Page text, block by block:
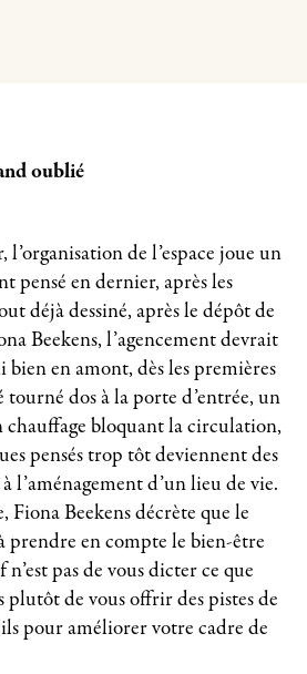
oublié
de l’espace joue un
pensé en dernier, après les
déjà dessiné, après le dépôt de
Beekens, l’agencement devrait
en amont, dès les premières
dos à la porte d’entrée, un
bloquant la circulation,
pensés trop tôt deviennent des
l’aménagement d’un lieu de vie.
Beekens décrète que le
prendre en compte le bien-être
pas de vous dicter ce que
plutôt de vous offrir des pistes de
pour améliorer votre cadre de